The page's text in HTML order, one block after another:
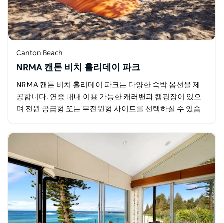
Canton Beach
NRMA 캔톤 비치 홀리데이 파크
NRMA 캔톤 비치 홀리데이 파크는 다양한 숙박 옵션을 제
공합니다. 연중 내내 이용 가능한 캐러밴과 캠핑장이 있으
며 전원 공급형 또는 무전원형 사이트를 선택하실 수 있습